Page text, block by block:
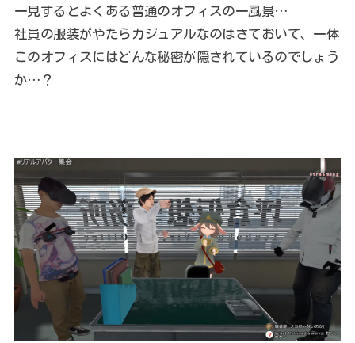
一見するとよくある普通のオフィスの一風景…
社員の服装がやたらカジュアルなのはさておいて、一体
このオフィスにはどんな秘密が隠されているのでしょう
か…？